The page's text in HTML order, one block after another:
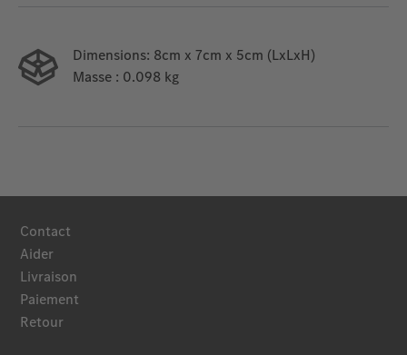
Dimensions: 8cm x 7cm x 5cm (LxLxH)
Masse : 0.098 kg
Contact
Aider
Livraison
Paiement
Retour